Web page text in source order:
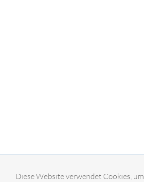
Diese Website verwendet Cookies, um